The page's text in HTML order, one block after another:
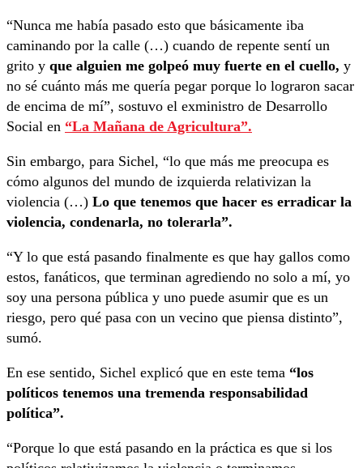
“Nunca me había pasado esto que básicamente iba
caminando por la calle (…) cuando de repente sentí un
grito y que alguien me golpeó muy fuerte en el cuello, y
no sé cuánto más me quería pegar porque lo lograron sacar
de encima de mí”, sostuvo el exministro de Desarrollo
Social en “La Mañana de Agricultura”.
Sin embargo, para Sichel, “lo que más me preocupa es
cómo algunos del mundo de izquierda relativizan la
violencia (…) Lo que tenemos que hacer es erradicar la
violencia, condenarla, no tolerarla”.
“Y lo que está pasando finalmente es que hay gallos como
estos, fanáticos, que terminan agrediendo no solo a mí, yo
soy una persona pública y uno puede asumir que es un
riesgo, pero qué pasa con un vecino que piensa distinto”,
sumó.
En ese sentido, Sichel explicó que en este tema “los
políticos tenemos una tremenda responsabilidad
política”.
“Porque lo que está pasando en la práctica es que si los